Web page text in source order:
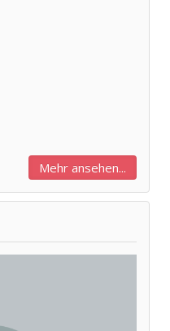
Mehr ansehen...